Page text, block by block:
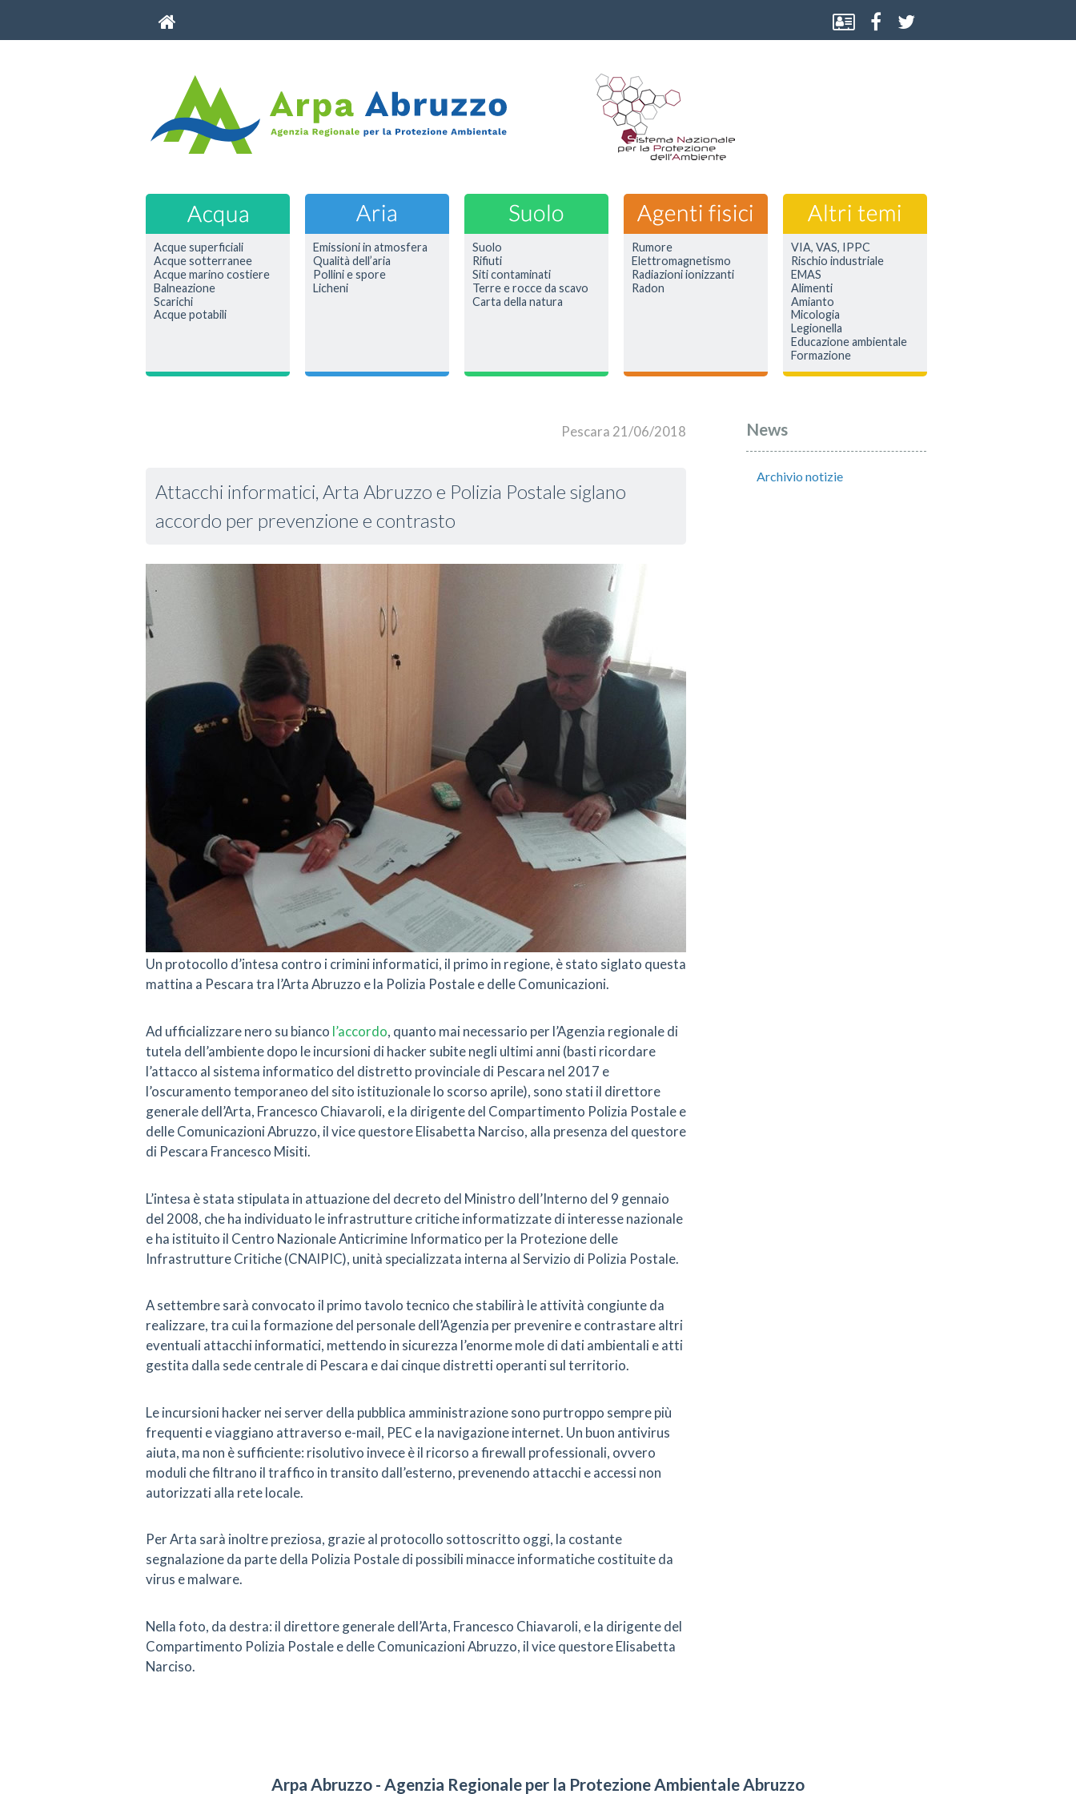
Acque superficiali
Acque sotterranee
Acque marino costiere
Balneazione
Scarichi
Acque potabili
Emissioni in atmosfera
Qualità dell’aria
Pollini e spore
Licheni
Suolo
Rifiuti
Siti contaminati
Terre e rocce da scavo
Carta della natura
Rumore
Elettromagnetismo
Radiazioni ionizzanti
Radon
VIA, VAS, IPPC
Rischio industriale
EMAS
Alimenti
Amianto
Micologia
Legionella
Educazione ambientale
Formazione
Pescara 21/06/2018
Attacchi informatici, Arta Abruzzo e Polizia Postale siglano
accordo per prevenzione e contrasto
Un protocollo d’intesa contro i crimini informatici, il primo in regione, è stato siglato questa
mattina a Pescara tra l’Arta Abruzzo e la Polizia Postale e delle Comunicazioni.
Ad ufficializzare nero su bianco l’accordo, quanto mai necessario per l’Agenzia regionale di
tutela dell’ambiente dopo le incursioni di hacker subite negli ultimi anni (basti ricordare
l’attacco al sistema informatico del distretto provinciale di Pescara nel 2017 e
l’oscuramento temporaneo del sito istituzionale lo scorso aprile), sono stati il direttore
generale dell’Arta, Francesco Chiavaroli, e la dirigente del Compartimento Polizia Postale e
delle Comunicazioni Abruzzo, il vice questore Elisabetta Narciso, alla presenza del questore
di Pescara Francesco Misiti.
L’intesa è stata stipulata in attuazione del decreto del Ministro dell’Interno del 9 gennaio
del 2008, che ha individuato le infrastrutture critiche informatizzate di interesse nazionale
e ha istituito il Centro Nazionale Anticrimine Informatico per la Protezione delle
Infrastrutture Critiche (CNAIPIC), unità specializzata interna al Servizio di Polizia Postale.
A settembre sarà convocato il primo tavolo tecnico che stabilirà le attività congiunte da
realizzare, tra cui la formazione del personale dell’Agenzia per prevenire e contrastare altri
eventuali attacchi informatici, mettendo in sicurezza l’enorme mole di dati ambientali e atti
gestita dalla sede centrale di Pescara e dai cinque distretti operanti sul territorio.
Le incursioni hacker nei server della pubblica amministrazione sono purtroppo sempre più
frequenti e viaggiano attraverso e-mail, PEC e la navigazione internet. Un buon antivirus
aiuta, ma non è sufficiente: risolutivo invece è il ricorso a firewall professionali, ovvero
moduli che filtrano il traffico in transito dall’esterno, prevenendo attacchi e accessi non
autorizzati alla rete locale.
Per Arta sarà inoltre preziosa, grazie al protocollo sottoscritto oggi, la costante
segnalazione da parte della Polizia Postale di possibili minacce informatiche costituite da
virus e malware.
Nella foto, da destra: il direttore generale dell’Arta, Francesco Chiavaroli, e la dirigente del
Compartimento Polizia Postale e delle Comunicazioni Abruzzo, il vice questore Elisabetta
Narciso.
News
Archivio notizie
Arpa Abruzzo - Agenzia Regionale per la Protezione Ambientale Abruzzo